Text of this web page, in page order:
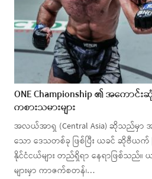
ONE Championship ၏ အကော
ကစားသမားများ
အလယ်အာရှ (Central Asia) ဆိုသည်မှ
သော ဒေသတစ်ခု ဖြစ်ပြီး ယခင် ဆိုဗီယက်
နိုင်ငံငယ်များ တည်ရှိရာ နေရာဖြစ်သည်။
များမှာ ကာဇက်စတန်၊…